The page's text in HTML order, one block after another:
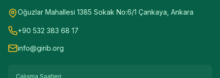
Oğuzlar Mahallesi 1385 Sokak No:6/1 Çankaya, Ankara
+90 532 383 68 17
info@girib.org
Çalışma Saatleri